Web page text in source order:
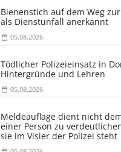
Bienenstich auf dem Weg
als Dienstunfall anerkannt
05.08.2026
Tödlicher Polizeieinsatz in
Hintergründe und Lehren
05.08.2026
Meldeauflage dient nicht
einer Person zu
sie im Visier der Polizei steht